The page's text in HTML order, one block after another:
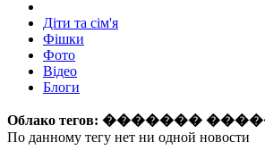
Діти та сім'я
Фішки
Фото
Відео
Блоги
Облако тегов: �������
По данному тегу нет ни одной новости